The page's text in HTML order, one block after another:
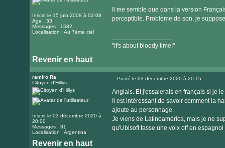
Inscrit le 15 juin 2008 à 02:08
Age : 33
Messages : 1582
Localisation : Au 7ème ciel
Il me semble que dans la version
perceptible. Problème de son, je
"It's about bloody time!"
Revenir en haut
le
internet
ramiro Ra
Citoyen d'Hillys
Inscrit le 03 décembre 2020 à
20:00
Messages : 31
Localisation : Argentina
Posté le 03 décembre 2020 à 20:15
Anglais. Et j'essaierais en français si je
Il est intéressant de savoir comment la
ajoute au personnage.
Je viens de Latinoamérica, mais je ne
qu'Ubisoft fasse une voix off en
Revenir en haut